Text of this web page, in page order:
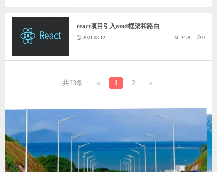
react项目引入antd框架和路由
2021-08-12 3478 0
共23条 « 1 2 »